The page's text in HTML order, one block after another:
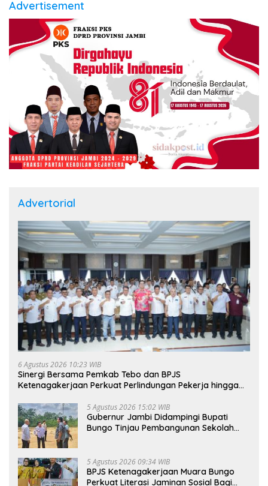
Advertisement
Advertorial
6 Agustus 2026 10:23 WIB
Sinergi Bersama Pemkab Tebo dan BPJS
Ketenagakerjaan Perkuat Perlindungan Pekerja hingga
5 Agustus 2026 15:02 WIB
Gubernur Jambi Didampingi Bupati
Bungo Tinjau Pembangunan Sekolah
5 Agustus 2026 09:34 WIB
BPJS Ketenagakerjaan Muara Bungo
Perkuat Literasi Jaminan Sosial Bagi